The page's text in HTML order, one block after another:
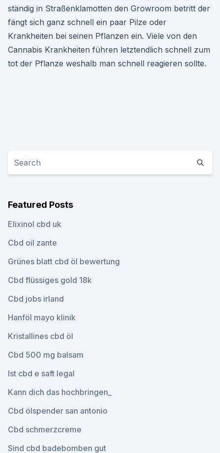
ständig in Straßenklamotten den Growroom betritt der
fängt sich ganz schnell ein paar Pilze oder
Krankheiten bei seinen Pflanzen ein. Viele von den
Cannabis Krankheiten führen letztendlich schnell zum
tot der Pflanze weshalb man schnell reagieren sollte.
Featured Posts
Elixinol cbd uk
Cbd oil zante
Grünes blatt cbd öl bewertung
Cbd flüssiges gold 18k
Cbd jobs irland
Hanföl mayo klinik
Kristallines cbd öl
Cbd 500 mg balsam
Ist cbd e saft legal
Kann dich das hochbringen_
Cbd ölspender san antonio
Cbd schmerzcreme
Sind cbd badebomben gut